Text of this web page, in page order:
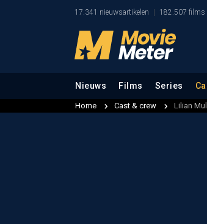
17.341 nieuwsartikelen 182.507 films
Nieuws Films Series
Home Cast & crew Lilian